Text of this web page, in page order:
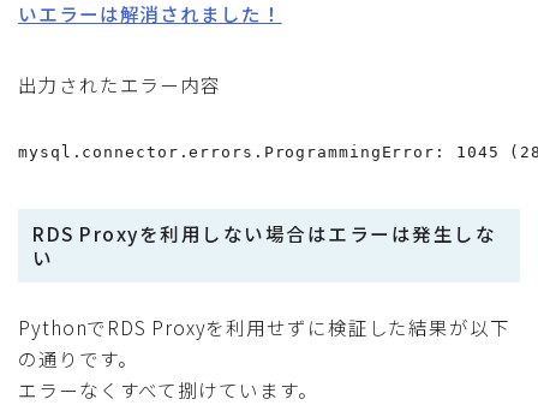
いエラーは解消されました！
出力されたエラー内容
mysql.connector.errors.ProgrammingError: 1045
RDS Proxyを利用しない場合はエラーは発生しな
い
PythonでRDS Proxyを利用せずに検証した結果が以下
の通りです。
エラーなくすべて捌けています。